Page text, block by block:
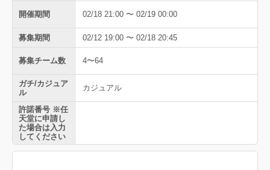
開催期間 02/18 21:00 〜 02/19 00:00
募集期間 02/12 19:00 〜 02/18 20:45
募集チーム数 4〜64
ガチ/カジュア
ル
カジュアル
許諾番号 ※任
天堂に申請し
た場合は入力
してください